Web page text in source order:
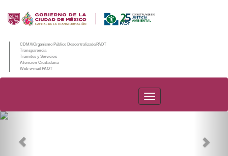
CDMX/Organismo Público Descentralizado/PAOT
Transparencia
Trámites y Servicios
Atención Ciudadana
Web e-mail PAOT
PAOT